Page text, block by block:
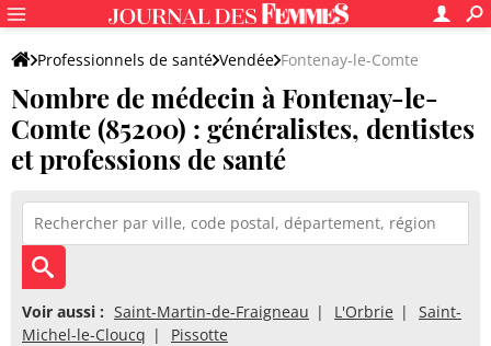
Professionnels de santé Vendée Fontenay-le-Comte
Nombre de médecin à Fontenay-le-
Comte (85200) : généralistes, dentistes
et professions de santé
Voir aussi : Saint-Martin-de-Fraigneau L'Orbrie
Saint-
Michel-le-Cloucq
Pissotte